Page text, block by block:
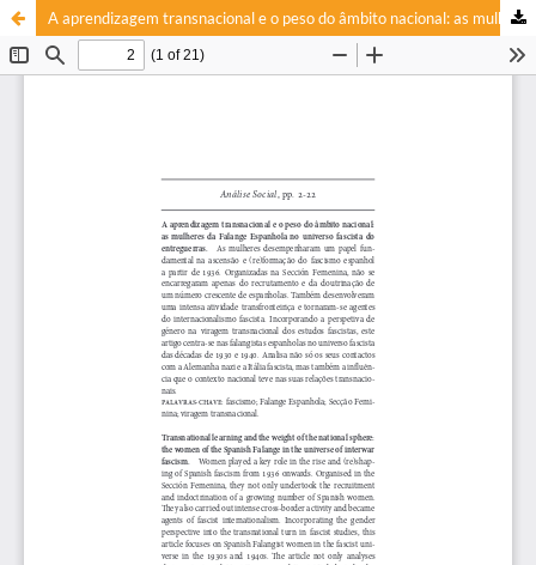
A aprendizagem transnacional e o peso do âmbito nacional: as mulheres da Falange Espanhola no universo fascista do entreguerras